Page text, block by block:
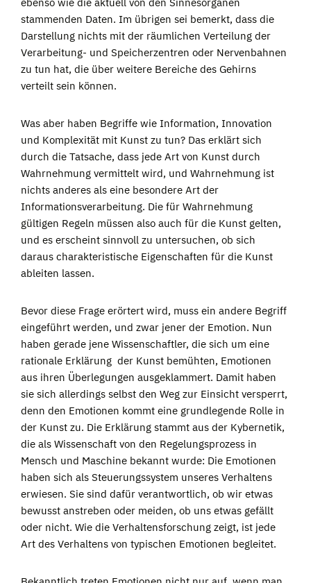
stammenden Daten. Im übrigen sei bemerkt, dass die
Darstellung nichts mit der räumlichen Verteilung der
Verarbeitung- und Speicherzentren oder Nervenbahnen
zu tun hat, die über weitere Bereiche des Gehirns
verteilt sein können.
Was aber haben Begriffe wie Information, Innovation
und Komplexität mit Kunst zu tun? Das erklärt sich
durch die Tatsache, dass jede Art von Kunst durch
Wahrnehmung vermittelt wird, und Wahrnehmung ist
nichts anderes als eine besondere Art der
Informationsverarbeitung. Die für Wahrnehmung
gültigen Regeln müssen also auch für die Kunst gelten,
und es erscheint sinnvoll zu untersuchen, ob sich
daraus charakteristische Eigenschaften für die Kunst
ableiten lassen.
Bevor diese Frage erörtert wird, muss ein andere Begriff
eingeführt werden, und zwar jener der Emotion. Nun
haben gerade jene Wissenschaftler, die sich um eine
rationale Erklärung der Kunst bemühten, Emotionen
aus ihren Überlegungen ausgeklammert. Damit haben
sie sich allerdings selbst den Weg zur Einsicht versperrt,
denn den Emotionen kommt eine grundlegende Rolle in
der Kunst zu. Die Erklärung stammt aus der Kybernetik,
die als Wissenschaft von den Regelungsprozess in
Mensch und Maschine bekannt wurde: Die Emotionen
haben sich als Steuerungssystem unseres Verhaltens
erwiesen. Sie sind dafür verantwortlich, ob wir etwas
bewusst anstreben oder meiden, ob uns etwas gefällt
oder nicht. Wie die Verhaltensforschung zeigt, ist jede
Art des Verhaltens von typischen Emotionen begleitet.